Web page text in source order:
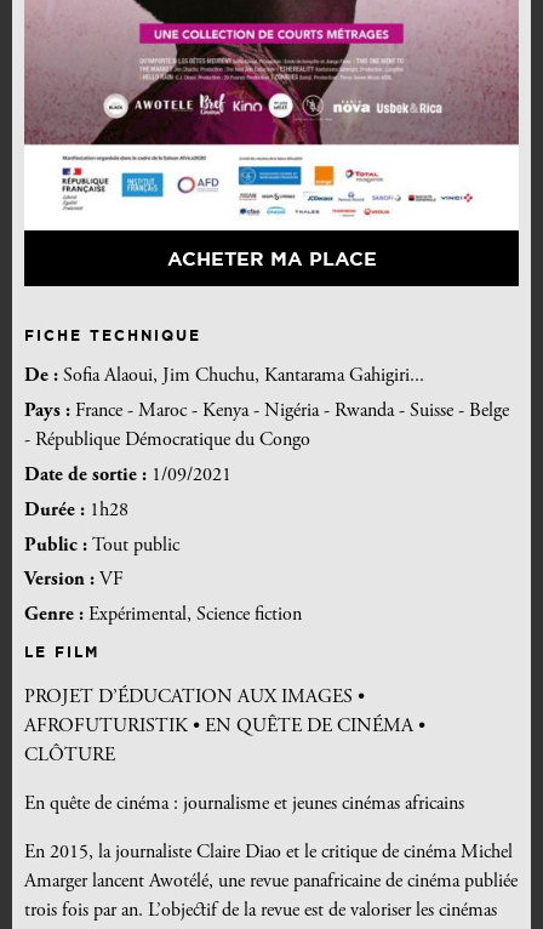
ACHETER MA PLACE
FICHE TECHNIQUE
De : Sofia Alaoui, Jim Chuchu, Kantarama Gahigiri...
Pays : France - Maroc - Kenya - Nigéria - Rwanda - Suisse - Belge
- République Démocratique du Congo
Date de sortie : 1/09/2021
Durée : 1h28
Public : Tout public
Version : VF
Genre : Expérimental, Science fiction
LE FILM
PROJET D’ÉDUCATION AUX IMAGES •
AFROFUTURISTIK • EN QUÊTE DE CINÉMA •
CLÔTURE
En quête de cinéma : journalisme et jeunes cinémas africains
En 2015, la journaliste Claire Diao et le critique de cinéma Michel
Amarger lancent Awotélé, une revue panafricaine de cinéma publiée
trois fois par an. L’objectif de la revue est de valoriser les cinémas